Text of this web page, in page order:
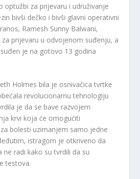
optužbi za prijevaru i udruživanje
bivši dečko i bivši glavni operativni
Ramesh Sunny Balwani,
prijevaru u odvojenom suđenju, a
je na gotovo 13 godina
Holmes bila je osnivačica tvrtke
revolucionarnu tehnologiju
je da se bave razvojem
krvi koja će omogućiti
bolesti uzimanjem samo jedne
istragom je otkriveno da
radi kako su tvrdili da su
testova.